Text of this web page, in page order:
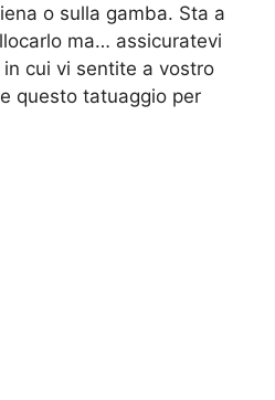
o sulla gamba. Sta a
ma… assicuratevi
cui vi sentite a vostro
questo tatuaggio per